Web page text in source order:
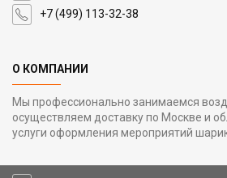
+7 (499) 113-32-38
О КОМПАНИИ
Мы профессионально занимаемся
осуществляем доставку по Москве и
услуги оформления мероприятий